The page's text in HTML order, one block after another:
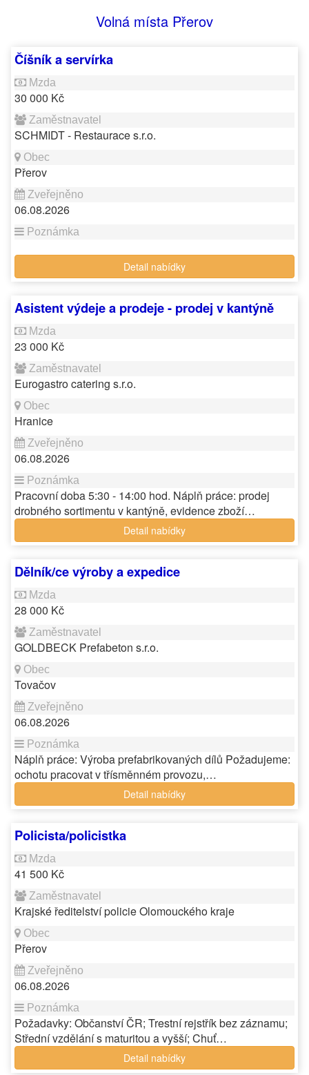
Volná místa Přerov
Číšník a servírka
30 000 Kč
SCHMIDT - Restaurace s.r.o.
Přerov
06.08.2026
Detail nabídky
Asistent výdeje a prodeje - prodej v kantýně
23 000 Kč
Eurogastro catering s.r.o.
Hranice
06.08.2026
Pracovní doba 5:30 - 14:00 hod. Náplň práce: prodej
drobného sortimentu v kantýně, evidence zboží…
Detail nabídky
Dělník/ce výroby a expedice
28 000 Kč
GOLDBECK Prefabeton s.r.o.
Tovačov
06.08.2026
Náplň práce: Výroba prefabrikovaných dílů Požadujeme:
ochotu pracovat v třísměnném provozu,…
Detail nabídky
Policista/policistka
41 500 Kč
Krajské ředitelství policie Olomouckého kraje
Přerov
06.08.2026
Požadavky: Občanství ČR; Trestní rejstřík bez záznamu;
Střední vzdělání s maturitou a vyšší; Chuť…
Detail nabídky